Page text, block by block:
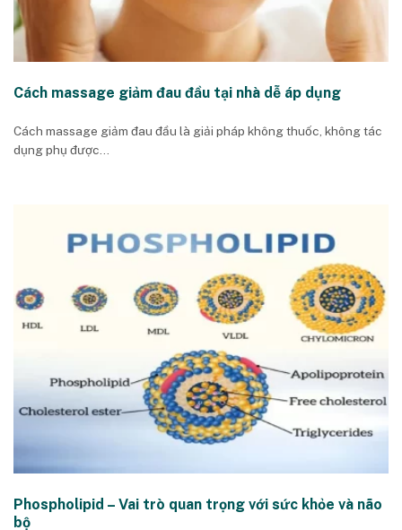
Cách massage giảm đau đầu tại nhà dễ áp dụng
Cách massage giảm đau đầu là giải pháp không thuốc, không tác
dụng phụ được...
Phospholipid – Vai trò quan trọng với sức khỏe và não
bộ